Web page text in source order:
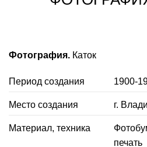
Фотография. Каток
Период создания 1900-
Место создания г.
Материал, техника
печать